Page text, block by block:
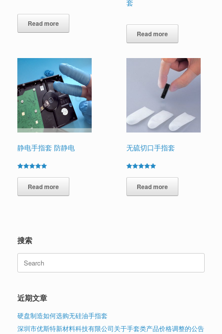
Read more
套
Read more
静电手指套 防静电
5.00
out of 5Read more
无硫切口手指套
5.00
out of 5Read more
搜索
for:
近期文章
硬盘制造如何选购无硅油手指套
深圳市优斯特新材料科技有限公司关于手套类产品价格调整的公告